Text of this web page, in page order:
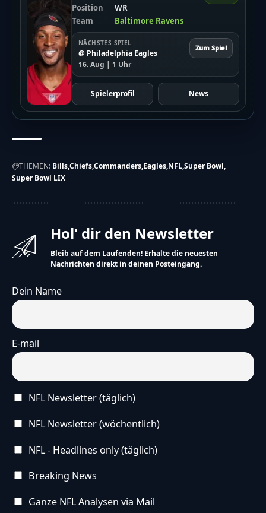
Position
WR
Team
Baltimore Ravens
NÄCHSTES SPIEL
@ Philadelphia Eagles
16. Aug | 1 Uhr
Zum Spiel
Spielerprofil News
THEMEN: BillsChiefsCommanders Eagles NFLSuper Bowl
Super Bowl LIX
Hol' dir den Newsletter
Bleib auf dem Laufenden! Erhalte die neuesten
Nachrichten direkt in deinen Posteingang.
Dein Name
E-mail
NFL Newsletter (täglich)
NFL Newsletter (wöchentlich)
NFL - Headlines only (täglich)
Breaking News
Ganze NFL Analysen via Mail